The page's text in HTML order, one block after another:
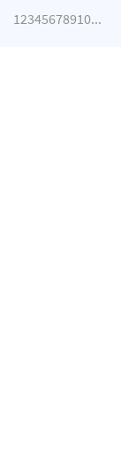
12345678910...